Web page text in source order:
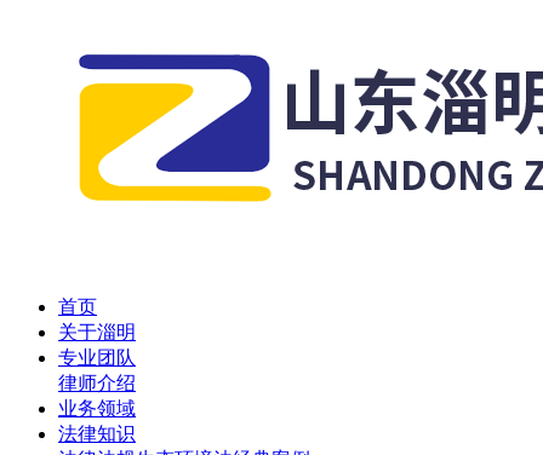
首页
关于淄明
专业团队
律师介绍
业务领域
法律知识